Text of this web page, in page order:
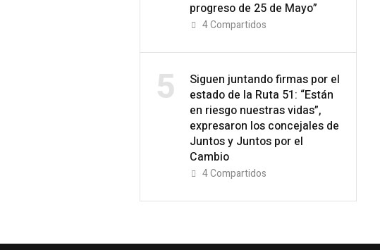
progreso de 25 de Mayo”
4Compartidos
5
Siguen juntando firmas por el
estado de la Ruta 51: “Están
en riesgo nuestras vidas”,
expresaron los concejales de
Juntos y Juntos por el
Cambio
4Compartidos